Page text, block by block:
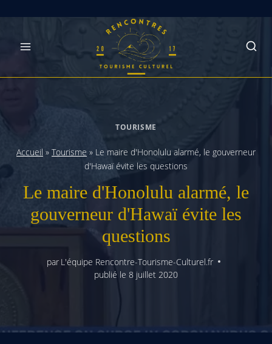
TOURISME
Accueil » Tourisme » Le maire d'Honolulu alarmé, le gouverneur
d'Hawaï évite les questions
Le maire d'Honolulu alarmé, le
gouverneur d'Hawaï évite les
questions
par L'équipe Rencontre-Tourisme-Culturel.fr
publié le 8 juillet 2020